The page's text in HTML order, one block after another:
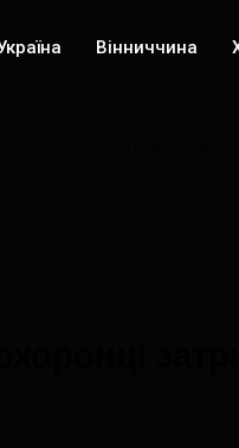
Вінниччина
крадія електровелосипеда